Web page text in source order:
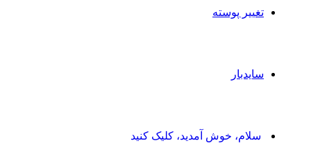
تغییر پوسته
سایدبار
سلام، خوش آمدید، کلیک کنید